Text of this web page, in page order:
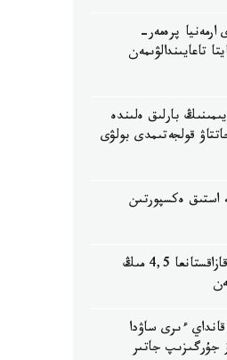
پرەمەر-
تاعايىندالۋىمەن
بارلىق ەلىندە
قولجەتىمدى بولۋى
استىق ەكسپورتىن
مەديتسينالىق تۋريزم: قازاقستانعا 4,5 مىڭ
ءىرى ساۋدا
جۇرگىزىپ جاتىر